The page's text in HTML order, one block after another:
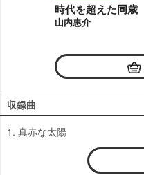
時代を超えた同歳
山内惠介
収録曲
1. 真赤な太陽